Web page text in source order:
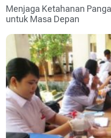
Menjaga Ketahanan
untuk Masa Depan